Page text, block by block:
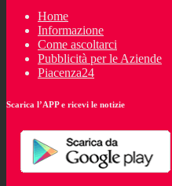
Home
Informazione
Come ascoltarci
Pubblicità per le Aziende
Piacenza24
Scarica l’APP e ricevi le notizie